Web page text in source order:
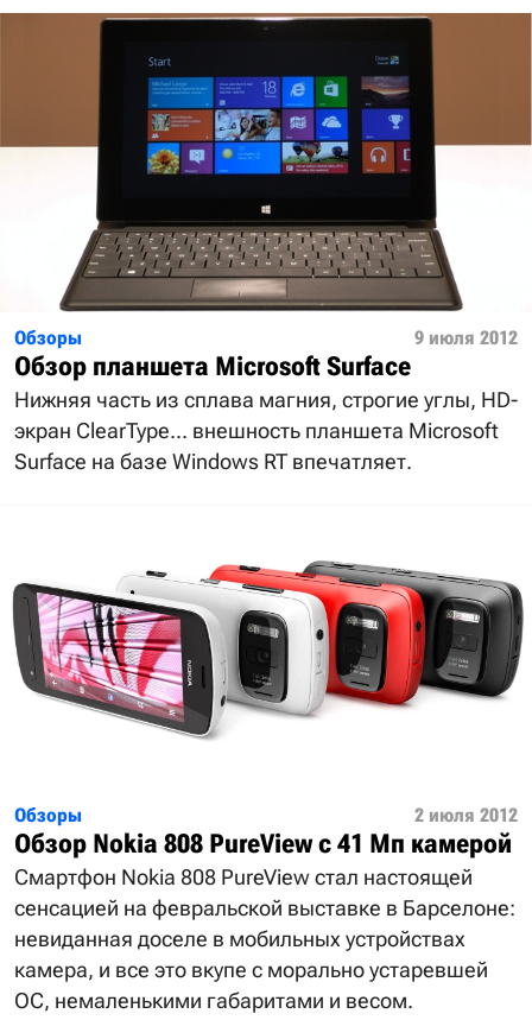
Обзоры 9 июля 2012
Обзор планшета Microsoft Surface
Нижняя часть из сплава магния, строгие углы, HD-
экран ClearType... внешность планшета Microsoft
Surface на базе Windows RT впечатляет.
Обзоры 2 июля 2012
Обзор Nokia 808 PureView с 41 Мп камерой
Смартфон Nokia 808 PureView стал настоящей
сенсацией на февральской выставке в Барселоне:
невиданная доселе в мобильных устройствах
камера, и все это вкупе с морально устаревшей
ОС, немаленькими габаритами и весом.